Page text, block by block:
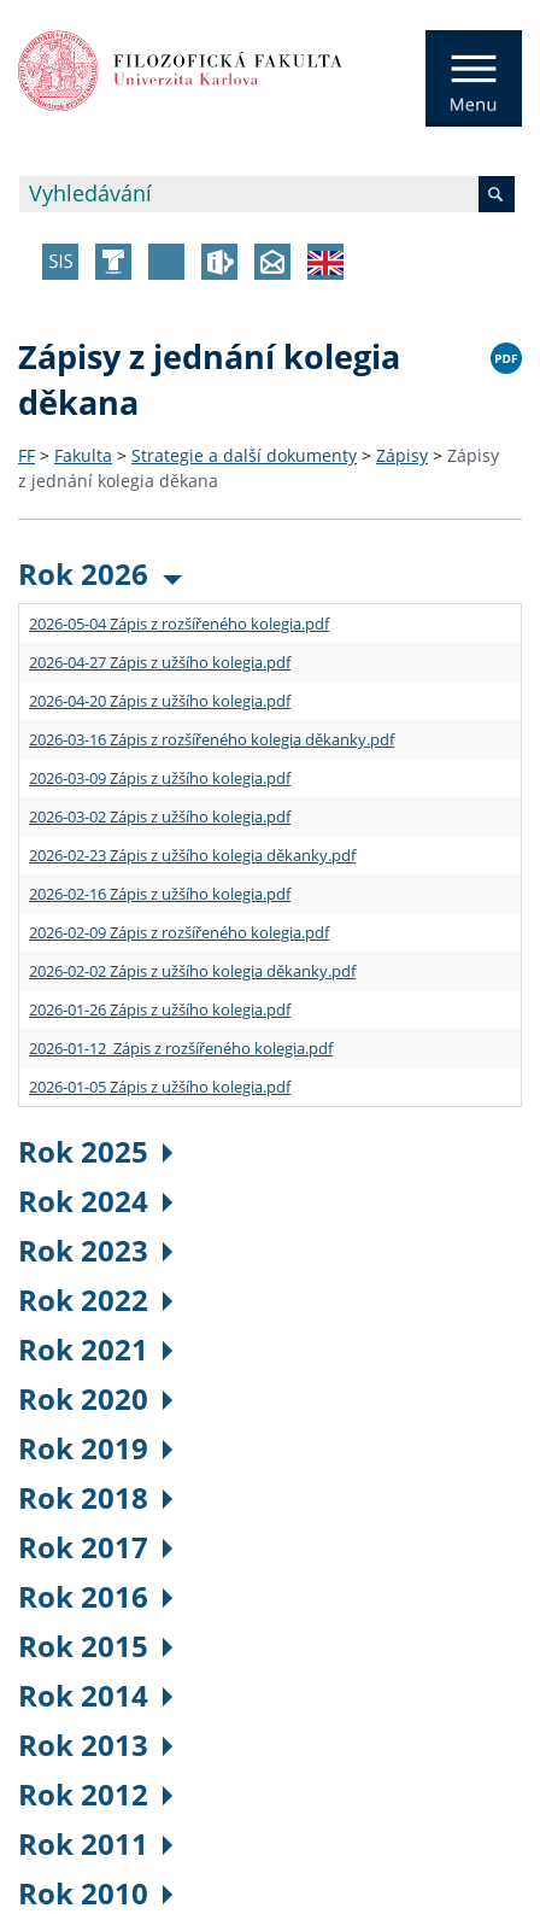
Zápisy z jednání kolegia
děkana
FF > Fakulta > Strategie a další dokumenty > Zápisy > Zápisy
z jednání kolegia děkana
Rok 2026
2026-05-04 Zápis z rozšířeného kolegia.pdf
2026-04-27 Zápis z užšího kolegia.pdf
2026-04-20 Zápis z užšího kolegia.pdf
2026-03-16 Zápis z rozšířeného kolegia děkanky.pdf
2026-03-09 Zápis z užšího kolegia.pdf
2026-03-02 Zápis z užšího kolegia.pdf
2026-02-23 Zápis z užšího kolegia děkanky.pdf
2026-02-16 Zápis z užšího kolegia.pdf
2026-02-09 Zápis z rozšířeného kolegia.pdf
2026-02-02 Zápis z užšího kolegia děkanky.pdf
2026-01-26 Zápis z užšího kolegia.pdf
2026-01-12 Zápis z rozšířeného kolegia.pdf
2026-01-05 Zápis z užšího kolegia.pdf
Rok 2025
Rok 2024
Rok 2023
Rok 2022
Rok 2021
Rok 2020
Rok 2019
Rok 2018
Rok 2017
Rok 2016
Rok 2015
Rok 2014
Rok 2013
Rok 2012
Rok 2011
Rok 2010